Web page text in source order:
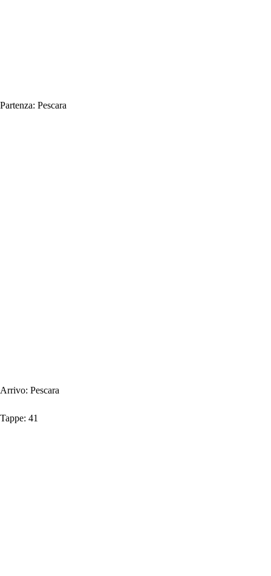
Partenza: Pescara
Arrivo: Pescara
Tappe: 41